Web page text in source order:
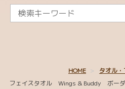
CAMPAIGN
親子 ～王国生まれの赤ちゃん
HOME
タオル
フェイスタオル Wings & Buddy ボー